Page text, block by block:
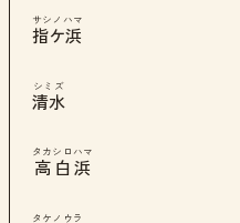
指ケ浜
サシノハマ
清水
シミズ
高白浜
タカシロハマ
タケノウラ